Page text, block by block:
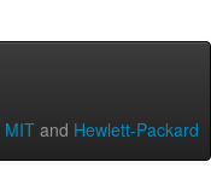
MIT and Hewlett-Packard